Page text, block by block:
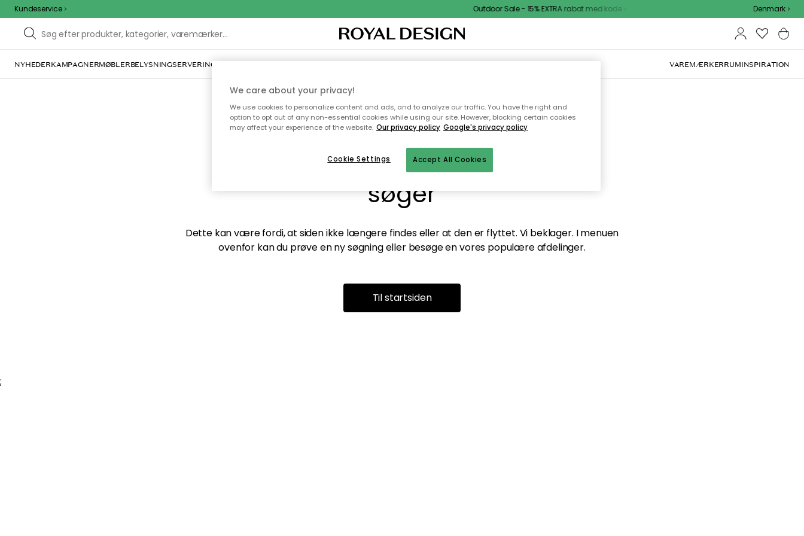
Kundeservice Outdoor Sale - 15% EXTRA rabat med kode Denmark
NYHEDERKAMPAGNERMØBLERBELYSNINGSERVERING INDRETNINGTEKSTIL & TÆPPERKØKKENETOPBEVARINGHAVEMØBLER VAREMÆRKERRUMINSPIRATION
Vi fandt desværre ikke siden du
søger
Dette kan være fordi, at siden ikke længere findes eller at den er flyttet. Vi beklager. I menuen
ovenfor kan du prøve en ny søgning eller besøge en vores populære afdelinger.
Til startsiden
;
We care about your privacy!
We use cookies to personalize content and ads, and to analyze our traffic. You have the right and
option to opt out of any non-essential cookies while using our site. However, blocking certain cookies
may affect your experience of the website. Our privacy policy Google's privacy policy
Accept All Cookies
Cookie Settings